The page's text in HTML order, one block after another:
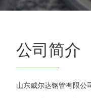
公司简介
山东威尔达钢管有限公